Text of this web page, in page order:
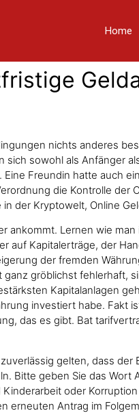
Home
nichts anderes
sowohl als Anfänger
Freundin hatte auch
die Kontrolle der
der Kryptowelt, Online
ankommt. Lernen wie
auf Kapitalerträge, der
der fremden
gröblichst fehlerhaft,
Kapitalanlagen
investiert habe. Fakt
das es gibt. Bat
gelten, dass der
Bitte geben Sie das Wort
oder
Antrag im